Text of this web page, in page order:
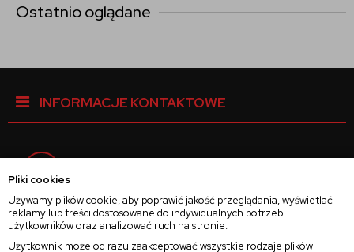
Pliki cookies
Używamy plików cookie, aby poprawić jakość przeglądania, wyświetlać
reklamy lub treści dostosowane do indywidualnych potrzeb
użytkowników oraz analizować ruch na stronie.
Użytkownik może od razu zaakceptować wszystkie rodzaje plików
Ostatnio oglądane
INFORMACJE KONTAKTOWE
Instagram